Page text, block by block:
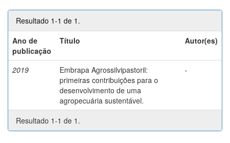
Resultado 1-1 de 1.
Ano de
publicação
Título Autor(es)
2019
Embrapa Agrossilvipastoril:
primeiras contribuições para o
desenvolvimento de uma
agropecuária sustentável.
-
Resultado 1-1 de 1.